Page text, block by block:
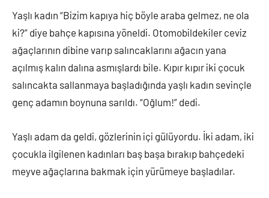
Yaşlı kadın “Bizim kapıya hiç böyle araba gelmez, ne ola
ki?” diye bahçe kapısına yöneldi. Otomobildekiler ceviz
ağaçlarının dibine varıp salıncaklarını ağacın yana
açılmış kalın dalına asmışlardı bile. Kıpır kıpır iki çocuk
salıncakta sallanmaya başladığında yaşlı kadın sevinçle
genç adamın boynuna sarıldı. “Oğlum!” dedi.
Yaşlı adam da geldi, gözlerinin içi gülüyordu. İki adam, iki
çocukla ilgilenen kadınları baş başa bırakıp bahçedeki
meyve ağaçlarına bakmak için yürümeye başladılar.